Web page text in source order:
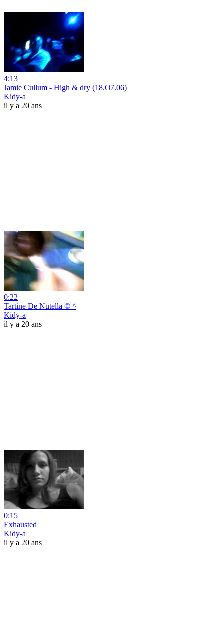
4:13
Jamie Cullum - High & dry (18.O7.06)
Kidy-a
il y a 20 ans
0:22
Tartine De Nutella © ^
Kidy-a
il y a 20 ans
0:15
Exhausted
Kidy-a
il y a 20 ans